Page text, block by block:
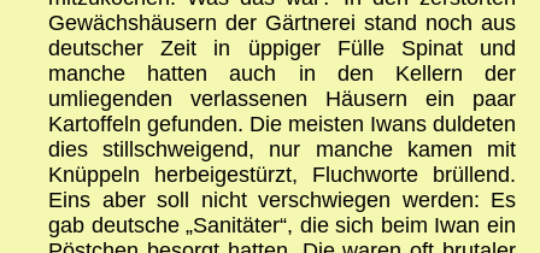
Gewächshäusern der Gärtnerei stand noch aus
deutscher Zeit in üppiger Fülle Spinat und
manche hatten auch in den Kellern der
umliegenden verlassenen Häusern ein paar
Kartoffeln gefunden. Die meisten Iwans duldeten
dies stillschweigend, nur manche kamen mit
Knüppeln herbeigestürzt, Fluchworte brüllend.
Eins aber soll nicht verschwiegen werden: Es
gab deutsche „Sanitäter“, die sich beim Iwan ein